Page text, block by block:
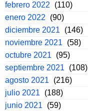
febrero 2022
(110)
enero 2022
(90)
diciembre 2021
(146)
noviembre 2021
(58)
octubre 2021
(95)
septiembre 2021
(108)
agosto 2021
(216)
julio 2021
(188)
junio 2021
(59)